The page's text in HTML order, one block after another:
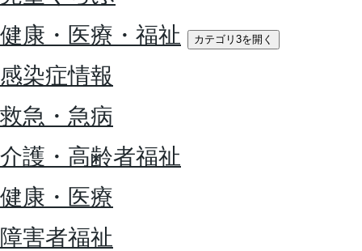
健康・医療・福祉
カテゴリ3を開く
感染症情報
救急・急病
介護・高齢者福祉
健康・医療
障害者福祉